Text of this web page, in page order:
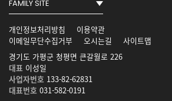
AI 가상 비서, AI 상담사,
사회취약 계층의 복지 안
개인정보처리방침
이용약관
이메일무단수집거부
오시는길
사이트맵
경기도 가평군 청평면 큰갈월로 226
대표 이성일
사업자번호 133-82-62831
대표번호 031-582-0191